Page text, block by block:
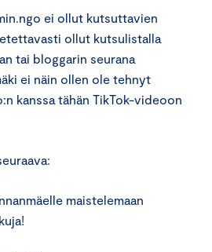
ei ollut kutsuttavien
ollut kutsulistalla
tai bloggarin seurana
ei näin ollen ole tehnyt
kanssa tähän TikTok-videoon
maistelemaan